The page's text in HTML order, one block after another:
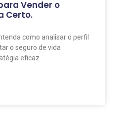
Vender o
Certo.
como analisar o perfil
o seguro de vida
eficaz.